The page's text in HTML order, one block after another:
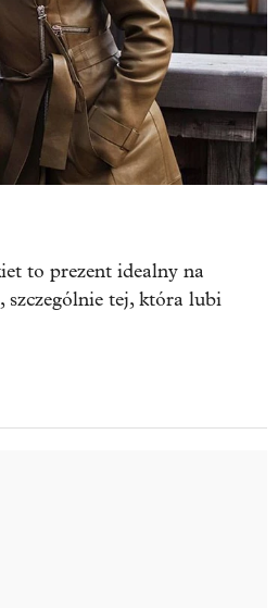
to prezent idealny na
tej, która lubi